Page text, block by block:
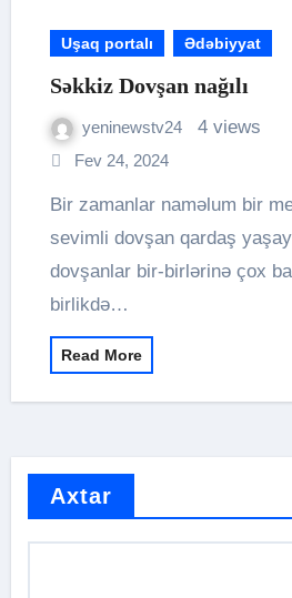
Uşaq portalı Ədəbiyyat
Səkkiz Dovşan nağılı
yeninewstv24 4 views
Fev 24, 2024
Bir zamanlar naməlum bir meşədə səkkiz
sevimli dovşan qardaş
dovşanlar bir-birlərinə çox
birlikdə…
Read More
Axtar